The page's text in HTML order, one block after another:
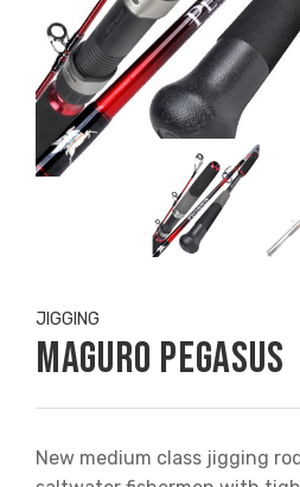
JIGGING
Maguro Pegasus
New medium class jigging